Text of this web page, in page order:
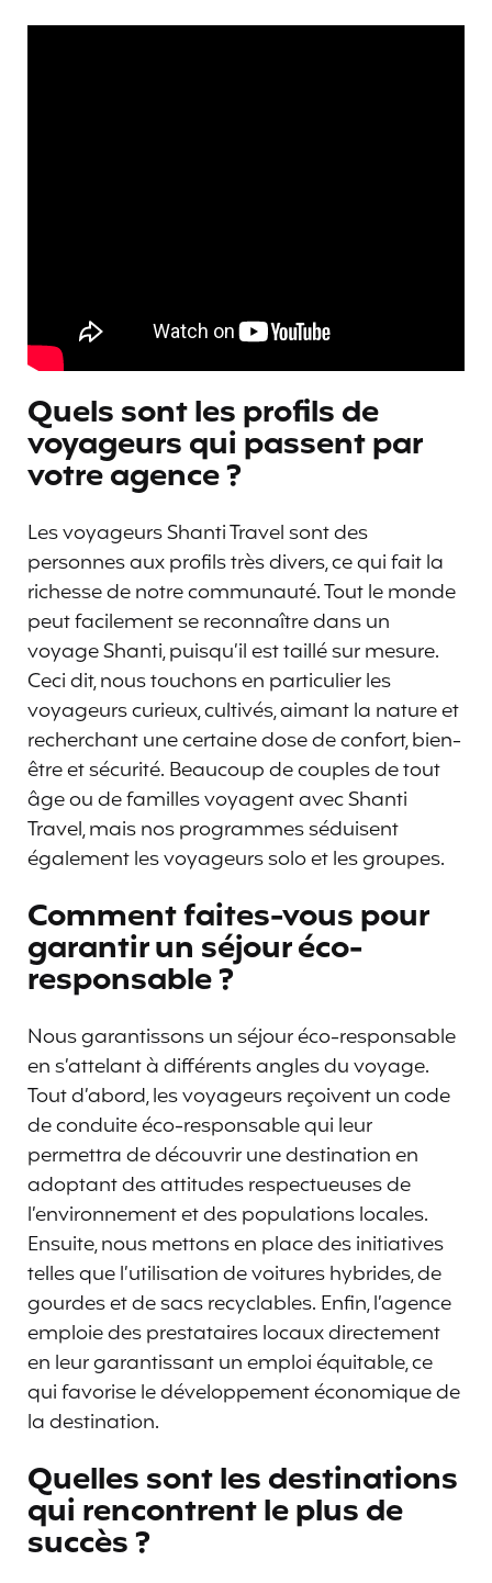
Quels sont les profils de
voyageurs qui passent par
votre agence ?
Les voyageurs Shanti Travel sont des
personnes aux profils très divers, ce qui fait la
richesse de notre communauté. Tout le monde
peut facilement se reconnaître dans un
voyage Shanti, puisqu’il est taillé sur mesure.
Ceci dit, nous touchons en particulier les
voyageurs curieux, cultivés, aimant la nature et
recherchant une certaine dose de confort, bien-
être et sécurité. Beaucoup de couples de tout
âge ou de familles voyagent avec Shanti
Travel, mais nos programmes séduisent
également les voyageurs solo et les groupes.
Comment faites-vous pour
garantir un séjour éco-
responsable ?
Nous garantissons un séjour éco-responsable
en s’attelant à différents angles du voyage.
Tout d’abord, les voyageurs reçoivent un code
de conduite éco-responsable qui leur
permettra de découvrir une destination en
adoptant des attitudes respectueuses de
l’environnement et des populations locales.
Ensuite, nous mettons en place des initiatives
telles que l’utilisation de voitures hybrides, de
gourdes et de sacs recyclables. Enfin, l’agence
emploie des prestataires locaux directement
en leur garantissant un emploi équitable, ce
qui favorise le développement économique de
la destination.
Quelles sont les destinations
qui rencontrent le plus de
succès ?